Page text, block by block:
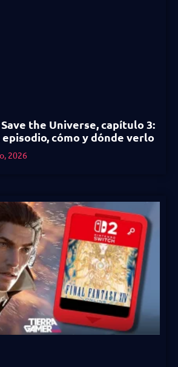
the Universe, capítulo 3:
cómo y dónde verlo
2026